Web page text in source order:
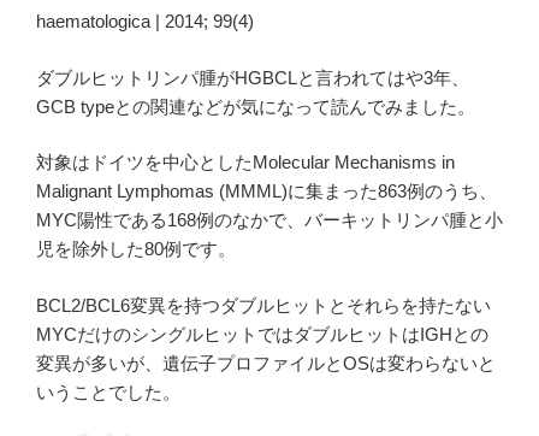
haematologica | 2014; 99(4)
ダブルヒットリンパ腫がHGBCLと言われてはや3年、
GCB typeとの関連などが気になって読んでみました。
対象はドイツを中心としたMolecular Mechanisms in
Malignant Lymphomas (MMML)に集まった863例のうち、
MYC陽性である168例のなかで、バーキットリンパ腫と小
児を除外した80例です。
BCL2/BCL6変異を持つダブルヒットとそれらを持たない
MYCだけのシングルヒットではダブルヒットはIGHとの
変異が多いが、遺伝子プロファイルとOSは変わらないと
いうことでした。